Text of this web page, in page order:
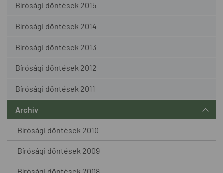
Bírósági döntések 2015
Bírósági döntések 2014
Bírósági döntések 2013
Bírósági döntések 2012
Bírósági döntések 2011
Archív
Bírósági döntések 2010
Bírósági döntések 2009
Bírósági döntések 2008